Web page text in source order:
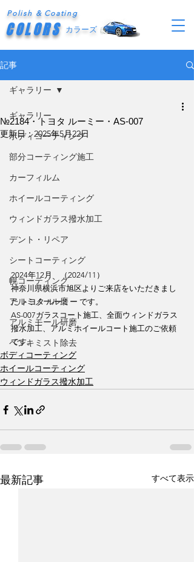
Polish & Coating
COLORS カラーズ
記事
ギャラリー
ボディコーティング
部分コーティング施工
カーフィルム
ホイールコーティング
ウィンドガラス撥水加工
デント・リペア
シートコーティング
幌コーティング
アルミノール磨
アルミモール研磨
ペンキミスト除去
ギャラリー
№2184・トヨタ ルーミー・AS-007
更新日：2025年5月22日
2024年12月　（2024/11）
神奈川県横浜市旭区よりご来店をいただきまし
た トヨタ ルーミー です。
AS-007ガラスコート施工、全面ウィンドガラス
撥水加工、アルミホイールコート施工のご依頼
です。
ボディコーティング
ホイールコーティング
ウィンドガラス撥水加工
最新記事 すべて表示